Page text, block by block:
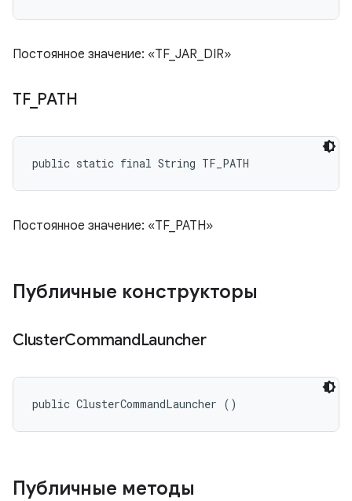
Постоянное значение: «TF_JAR_DIR»
TF_ PATH
public static final String TF_PATH
Постоянное значение: «TF_PATH»
Публичные конструкторы
ClusterCommandLauncher
public ClusterCommandLauncher ()
Публичные методы